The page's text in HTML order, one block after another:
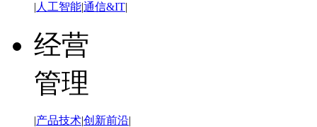
| 人工智能|通信&IT|
经营
管理
|产品技术|创新前沿|